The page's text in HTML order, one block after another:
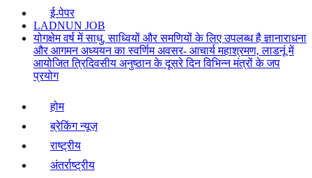
ई-पेपर
LADNUN JOB
योगक्षेम वर्ष में साधु, साध्वियों और समणियों के लिए उपलब्ध है ज्ञानाराधना
और आगमन अध्ययन का स्वर्णिम अवसर- आचार्य महाश्रमण, लाडनूं में
आयोजित त्रिदिवसीय अनुष्ठान के दूसरे दिन विभिन्न मंत्रों के जप
प्रयोग
होम
ब्रेकिंग न्यूज़
राष्ट्रीय
अंतर्राष्ट्रीय